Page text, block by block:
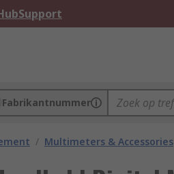
Support
Fabrikantnummer
/ Multimeters & Accessories